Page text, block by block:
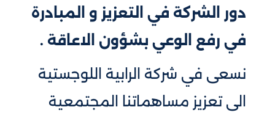
دور الشركة في التعزيز و المبادرة
في رفع الوعي بشؤون الاعاقة .
نسعى في شركة الرابية
اللوجستية
الى تعزيز مساهماتنا المجتمعية